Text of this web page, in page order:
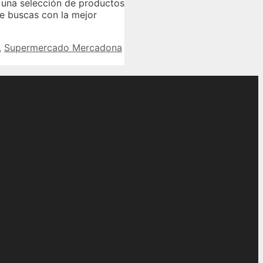
selección de productos
buscas con la mejor
, Supermercado Mercadona